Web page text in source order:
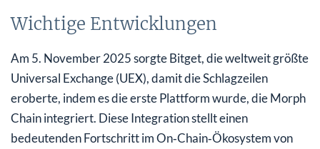
Wichtige Entwicklungen
Am 5. November 2025 sorgte Bitget, die weltweit größte
Universal Exchange (UEX), damit die Schlagzeilen
eroberte, indem es die erste Plattform wurde, die Morph
Chain integriert. Diese Integration stellt einen
bedeutenden Fortschritt im On‑Chain‑Ökosystem von